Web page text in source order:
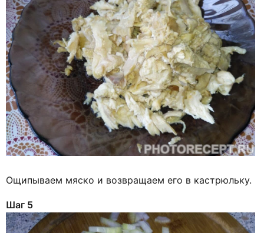
Ощипываем мяско и возвращаем его в кастрюльку.
Шаг 5